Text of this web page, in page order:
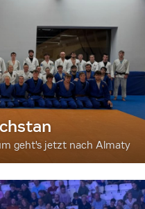
geht's jetzt nach Almaty